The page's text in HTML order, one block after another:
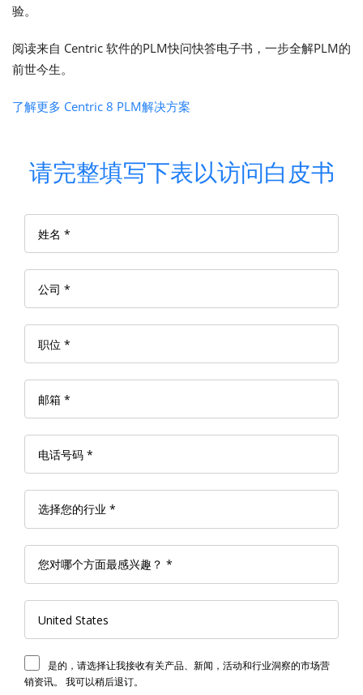
验。
阅读来自 Centric 软件的PLM快问快答电子书，一步全解PLM的
前世今生。
了解更多 Centric 8 PLM解决方案
请完整填写下表以访问白皮书